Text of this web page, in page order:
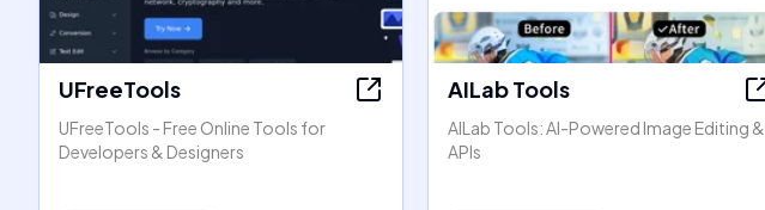
UFreeTools
UFreeTools - Free Online Tools for
Developers & Designers
AILab Tools
AILab Tools: AI-Powered Image Editing &
APIs